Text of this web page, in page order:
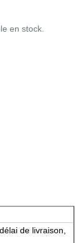
en stock.
de livraison,